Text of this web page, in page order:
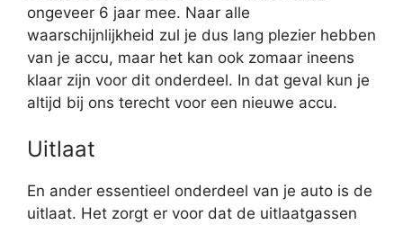
ongeveer 6 jaar mee. Naar alle
waarschijnlijkheid zul je dus lang plezier hebben
van je accu, maar het kan ook zomaar ineens
klaar zijn voor dit onderdeel. In dat geval kun je
altijd bij ons terecht voor een nieuwe accu.
Uitlaat
En ander essentieel onderdeel van je auto is de
uitlaat. Het zorgt er voor dat de uitlaatgassen